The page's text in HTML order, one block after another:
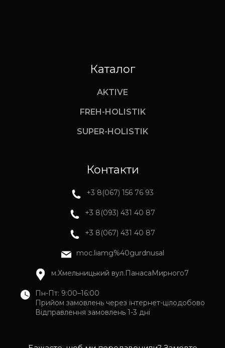
Каталог
AKTIVE
FREH-HOLISTIK
SUPER-HOLISTIK
Контакти
+3 8(067) 156 76 93
+3 8(093) 431 40 87
+3 8(067) 431 40 87
moc.liamg%40gurdnusal
м.Хмельницький вул.ПанасаМирного7
Пн-Пт: 9:00–16:00
Прийом замовлень через інтернет-цілодобово
Відправлення замовлень 1-3 дні